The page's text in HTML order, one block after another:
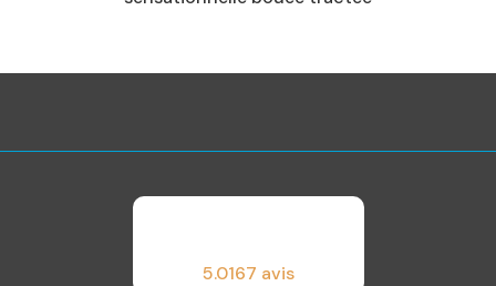
5.0167 avis